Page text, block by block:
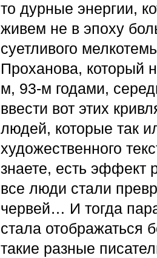
то дурные энергии,
живем не в эпоху
суетливого
Проханова, который
м, 93-м годами,
ввести вот этих
людей, которые так
художественного
знаете, есть эффект
все люди стали
червей… И тогда
стала отображаться
такие разные